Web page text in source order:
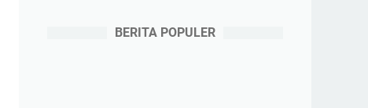
BERITA POPULER